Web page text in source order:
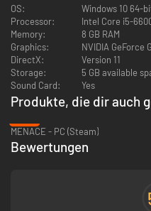
Als deine Heldengruppe im Kampf
und die Hoffnung fast verloren ist,
geschickt, um der Heldengruppe
weiterzugeben, damit sie eine
die vorherige.
OS:
Windows 10 64-
Processor:
Intel Core i5-
Memory:
8 GB RAM
Graphics:
NVIDIA GeForce
DirectX:
Version 11
Storage:
5 GB available
Sound Card:
Yes
Produkte, die dir auch
MENACE - PC (Steam)
Bewertungen